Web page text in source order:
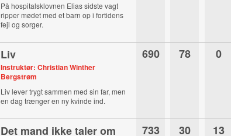
På hospitalsklovnen Elias sidste vagt
ripper mødet med et barn op i fortidens
fejl og sorger.
Liv
Instruktør: Christian Winther
Bergstrøm
Liv lever trygt sammen med sin far, men
en dag trænger en ny kvinde ind.
690 78 0
Det mand ikke taler om 733 30 13